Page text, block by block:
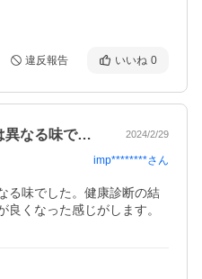
違反報告 いいね 0
香ばしい風味で、想像とは異なる味でした… 2024/2/29
imp********さん
る味でした。健康診断の結
くなった感じがします。